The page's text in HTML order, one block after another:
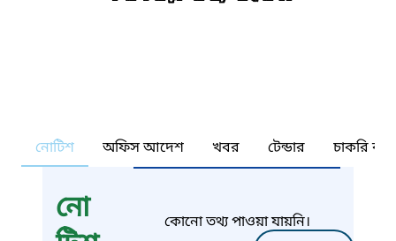
নোটিশ অফিস আদেশ খবর টেন্ডার চাকরি
নো
কোনো তথ্য পাওয়া যায়নি।